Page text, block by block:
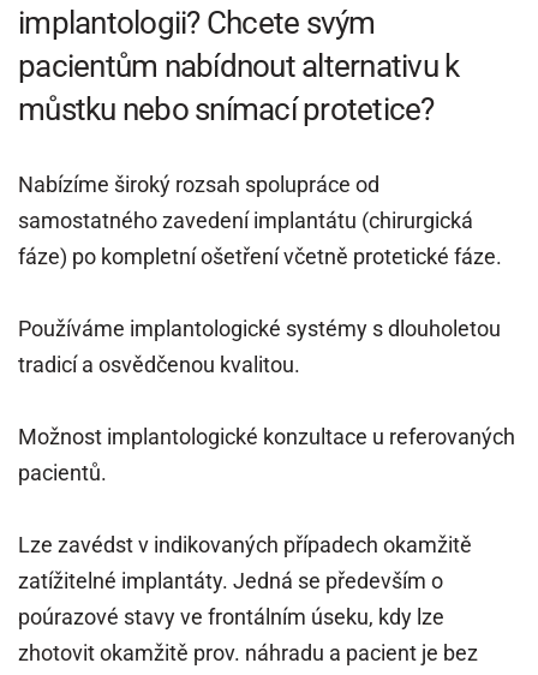
implantologii? Chcete svým
pacientům nabídnout alternativu k
můstku nebo snímací protetice?
Nabízíme široký rozsah spolupráce od
samostatného zavedení implantátu (chirurgická
fáze) po kompletní ošetření včetně protetické fáze.
Používáme implantologické systémy s dlouholetou
tradicí a osvědčenou kvalitou.
Možnost implantologické konzultace u referovaných
pacientů.
Lze zavédst v indikovaných případech okamžitě
zatížitelné implantáty. Jedná se především o
poúrazové stavy ve frontálním úseku, kdy lze
zhotovit okamžitě prov. náhradu a pacient je bez